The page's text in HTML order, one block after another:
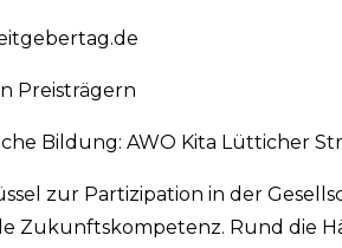
Preisträgern
Bildung: AWO Kita Lütticher
zur Partizipation in der
Zukunftskompetenz. Rund die